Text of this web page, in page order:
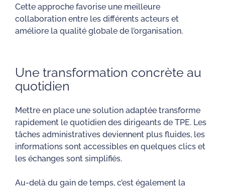
Cette approche favorise une meilleure
collaboration entre les différents acteurs et
améliore la qualité globale de l’organisation.
Une transformation concrète au
quotidien
Mettre en place une solution adaptée transforme
rapidement le quotidien des dirigeants de TPE. Les
tâches administratives deviennent plus fluides, les
informations sont accessibles en quelques clics et
les échanges sont simplifiés.
Au-delà du gain de temps, c’est également la